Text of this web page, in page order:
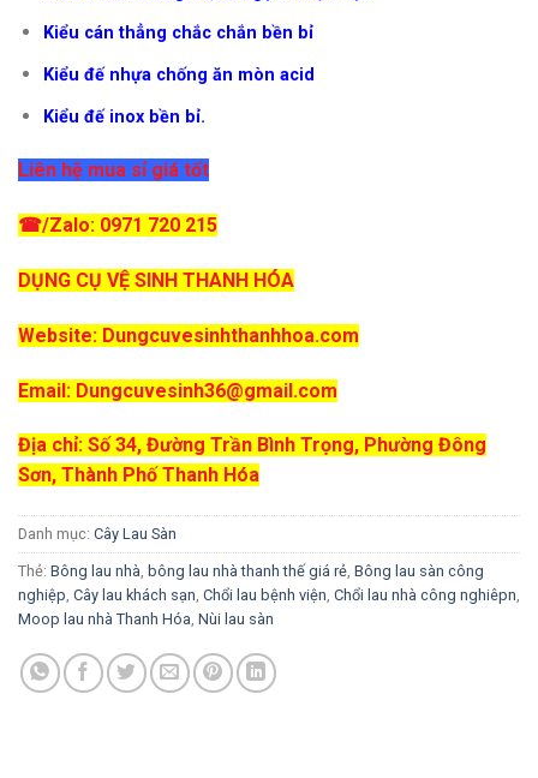
Kiểu cán thẳng chắc chắn bền bỉ
Kiểu đế nhựa chống ăn mòn acid
Kiểu đế inox bền bỉ.
Liên hệ mua sỉ giá tốt
☎/Zalo: 0971 720 215
DỤNG CỤ VỆ SINH THANH HÓA
Website: Dungcuvesinhthanhhoa.com
Email: Dungcuvesinh36@gmail.com
Địa chỉ: Số 34, Đường Trần Bình Trọng, Phường Đông
Sơn, Thành Phố Thanh Hóa
Danh mục: Cây Lau Sàn
Thẻ: Bông lau nhà, bông lau nhà thanh thế giá rẻ, Bông lau sàn công
nghiệp, Cây lau khách sạn, Chổi lau bệnh viện, Chổi lau nhà công nghiêpn,
Moop lau nhà Thanh Hóa, Nùi lau sàn